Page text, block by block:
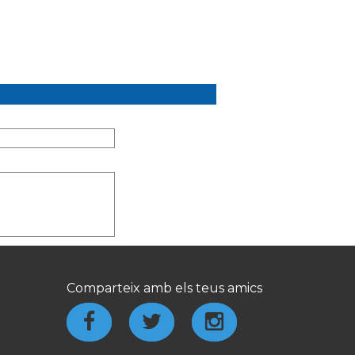
Comparteix amb els teus amics